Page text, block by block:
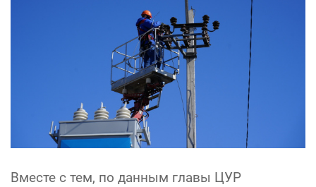
Вместе с тем, по данным главы ЦУР